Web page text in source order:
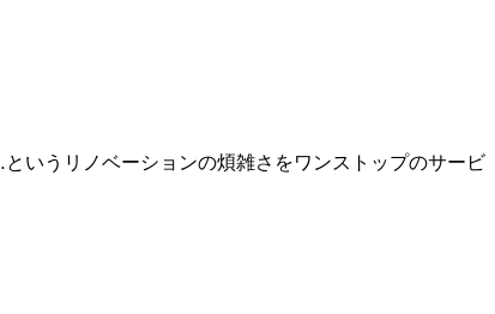
いうリノベーションの煩雑さをワンストップのサービ